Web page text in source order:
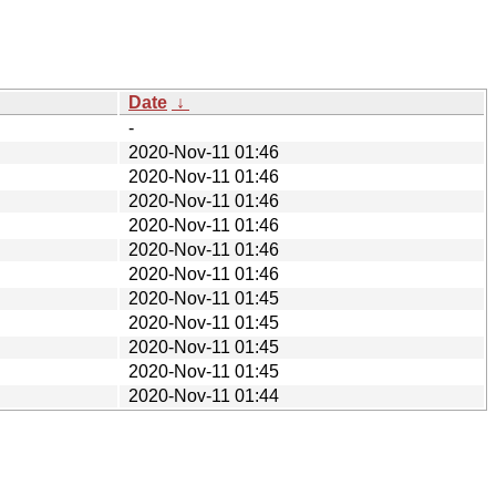
Date ↓
-
2020-Nov-11 01:46
2020-Nov-11 01:46
2020-Nov-11 01:46
2020-Nov-11 01:46
2020-Nov-11 01:46
2020-Nov-11 01:46
2020-Nov-11 01:45
2020-Nov-11 01:45
2020-Nov-11 01:45
2020-Nov-11 01:45
2020-Nov-11 01:44